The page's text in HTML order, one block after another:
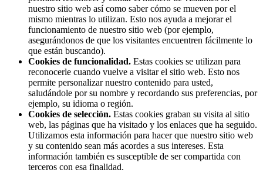
nuestro sitio web así como saber cómo se mueven por el
mismo mientras lo utilizan. Esto nos ayuda a mejorar el
funcionamiento de nuestro sitio web (por ejemplo,
asegurándonos de que los visitantes encuentren fácilmente lo
que están buscando).
Cookies de funcionalidad. Estas cookies se utilizan para
reconocerle cuando vuelve a visitar el sitio web. Esto nos
permite personalizar nuestro contenido para usted,
saludándole por su nombre y recordando sus preferencias, por
ejemplo, su idioma o región.
Cookies de selección. Estas cookies graban su visita al sitio
web, las páginas que ha visitado y los enlaces que ha seguido.
Utilizamos esta información para hacer que nuestro sitio web
y su contenido sean más acordes a sus intereses. Esta
información también es susceptible de ser compartida con
terceros con esa finalidad.